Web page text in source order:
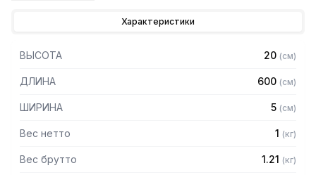
Характеристики
ВЫСОТА 20 (см)
ДЛИНА 600 (см)
ШИРИНА 5 (см)
Вес нетто 1 (кг)
Вес брутто 1.21 (кг)